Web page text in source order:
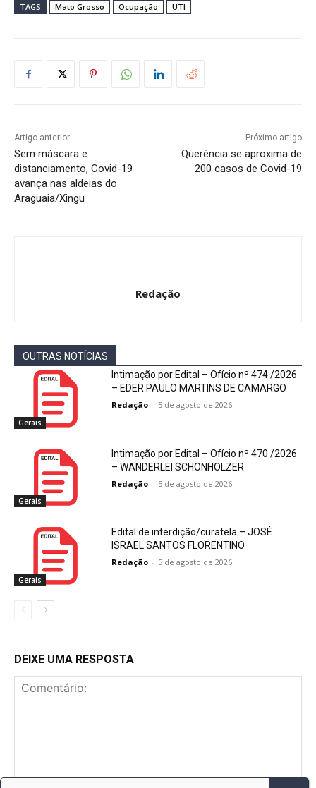
TAGS Mato Grosso Ocupação UTI
Artigo anterior
Sem máscara e
distanciamento, Covid-19
avança nas aldeias do
Araguaia/Xingu
Próximo artigo
Querência se aproxima de
200 casos de Covid-19
Redação
OUTRAS NOTÍCIAS
Gerais
Intimação por Edital – Ofício nº 474 /2026
– EDER PAULO MARTINS DE CAMARGO
Redação - 5 de agosto de 2026
Gerais
Intimação por Edital – Ofício nº 470 /2026
– WANDERLEI SCHONHOLZER
Redação - 5 de agosto de 2026
Gerais
Edital de interdição/curatela – JOSÉ
ISRAEL SANTOS FLORENTINO
Redação - 5 de agosto de 2026
DEIXE UMA RESPOSTA